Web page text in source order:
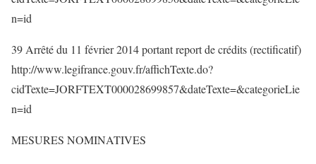
n=id
39 Arrêté du 11 février 2014 portant report de crédits (rectificatif)
http://www.legifrance.gouv.fr/affichTexte.do?
cidTexte=JORFTEXT000028699857&dateTexte=&categorieLie
n=id
MESURES NOMINATIVES